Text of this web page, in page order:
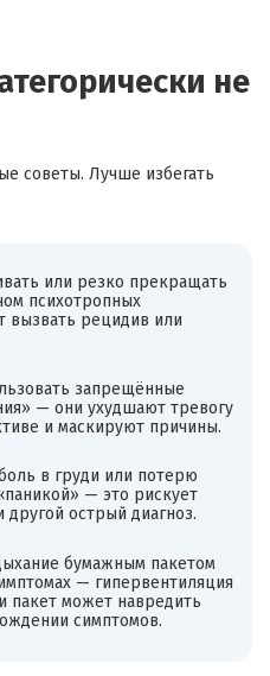
не
советы. Лучше избегать
или резко прекращать
психотропных
вызвать рецидив или
запрещённые
— они ухудшают тревогу
и маскируют причины.
в груди или потерю
— это рискует
острый диагноз.
бумажным пакетом
— гипервентиляция
пакет может навредить
симптомов.